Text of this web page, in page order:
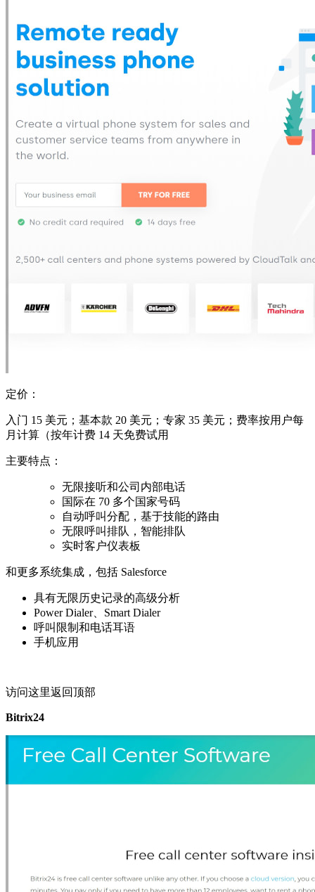
定价：
入门 15 美元；基本款 20 美元；专家 35 美元；费率按用户每
月计算（按年计费 14 天免费试用
主要特点：
无限接听和公司内部电话
国际在 70 多个国家号码
自动呼叫分配，基于技能的路由
无限呼叫排队，智能排队
实时客户仪表板
和更多系统集成，包括 Salesforce
具有无限历史记录的高级分析
Power Dialer、Smart Dialer
呼叫限制和电话耳语
手机应用
访问这里返回顶部
Bitrix24